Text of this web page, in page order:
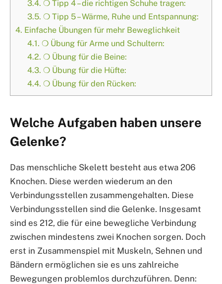
3.4. ❍ Tipp 4 – die richtigen Schuhe tragen:
3.5. ❍ Tipp 5 – Wärme, Ruhe und Entspannung:
4. Einfache Übungen für mehr Beweglichkeit
4.1. ❍ Übung für Arme und Schultern:
4.2. ❍ Übung für die Beine:
4.3. ❍ Übung für die Hüfte:
4.4. ❍ Übung für den Rücken:
Welche Aufgaben haben unsere
Gelenke?
Das menschliche Skelett besteht aus etwa 206
Knochen. Diese werden wiederum an den
Verbindungsstellen zusammengehalten. Diese
Verbindungsstellen sind die Gelenke. Insgesamt
sind es 212, die für eine bewegliche Verbindung
zwischen mindestens zwei Knochen sorgen. Doch
erst in Zusammenspiel mit Muskeln, Sehnen und
Bändern ermöglichen sie es uns zahlreiche
Bewegungen problemlos durchzuführen. Denn: